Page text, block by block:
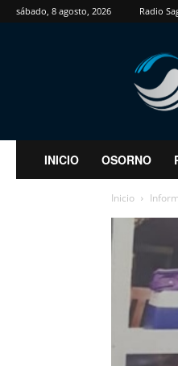
sábado, 8 agosto, 2026 Radio
INICIO OSORNO
Inicio